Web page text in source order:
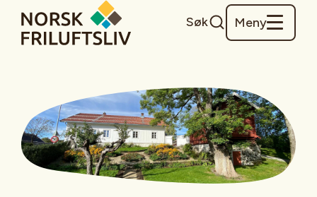
Søk Meny